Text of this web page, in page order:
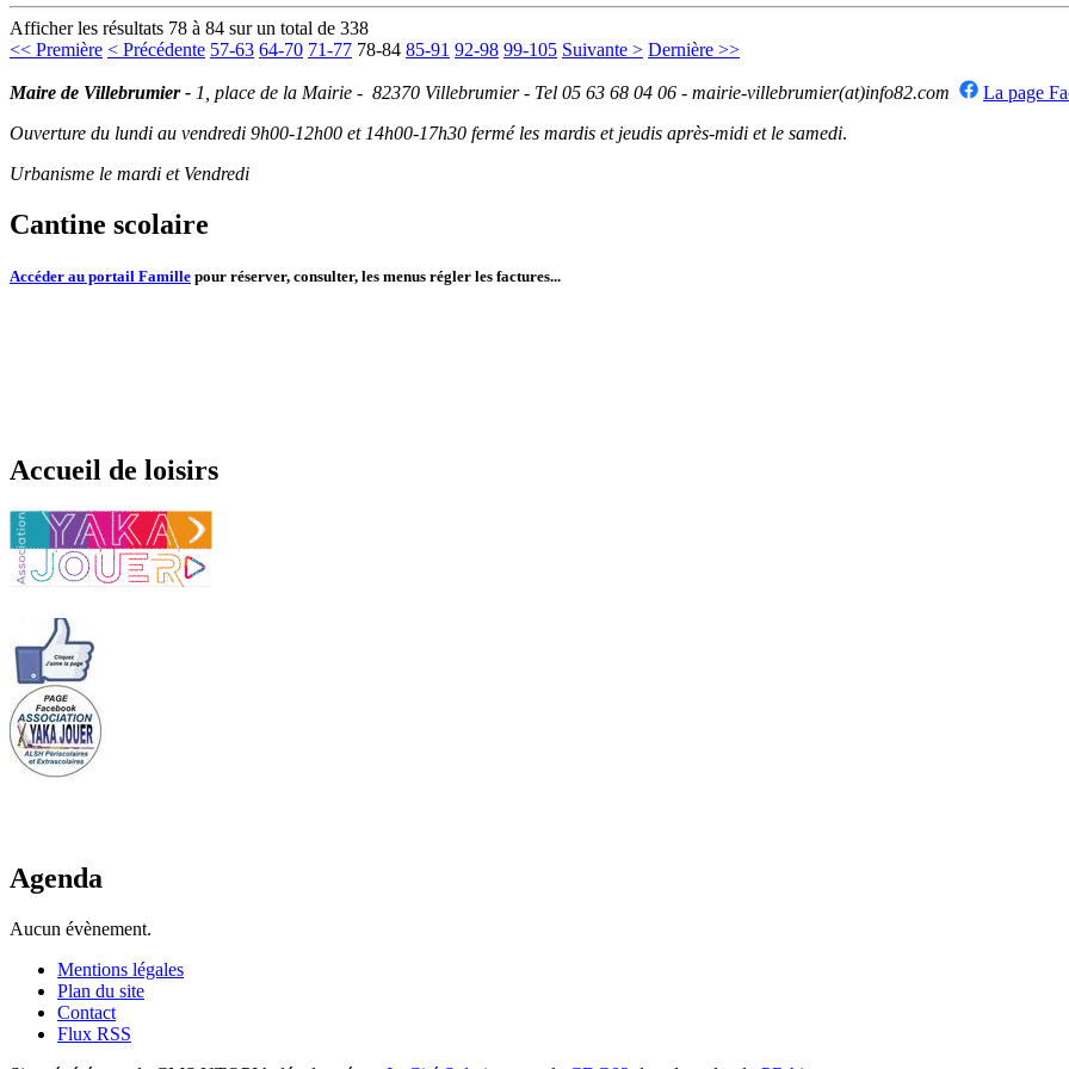
Afficher les résultats 78 à 84 sur un total de 338
<< Première < Précédente 57-63 64-70 71-77 78-84 85-91 92-98 99-105 Suivante > Dernière >>
Maire de Villebrumier - 1, place de la Mairie - 82370 Villebrumier - Tel 05 63 68 04 06 - mairie-villebrumier(at)info82.com
La page
Ouverture du lundi au vendredi 9h00-12h00 et 14h00-17h30 fermé les mardis et jeudis après-midi et le samedi.
Urbanisme le mardi et Vendredi
Cantine scolaire
Accéder au portail Famille pour réserver, consulter, les menus régler les factures...
Accueil de loisirs
Agenda
Aucun évènement.
Mentions légales
Plan du site
Contact
Flux RSS